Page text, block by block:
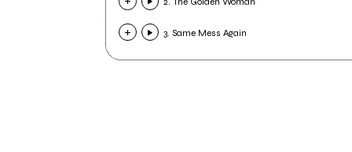
3. Same Mess Again